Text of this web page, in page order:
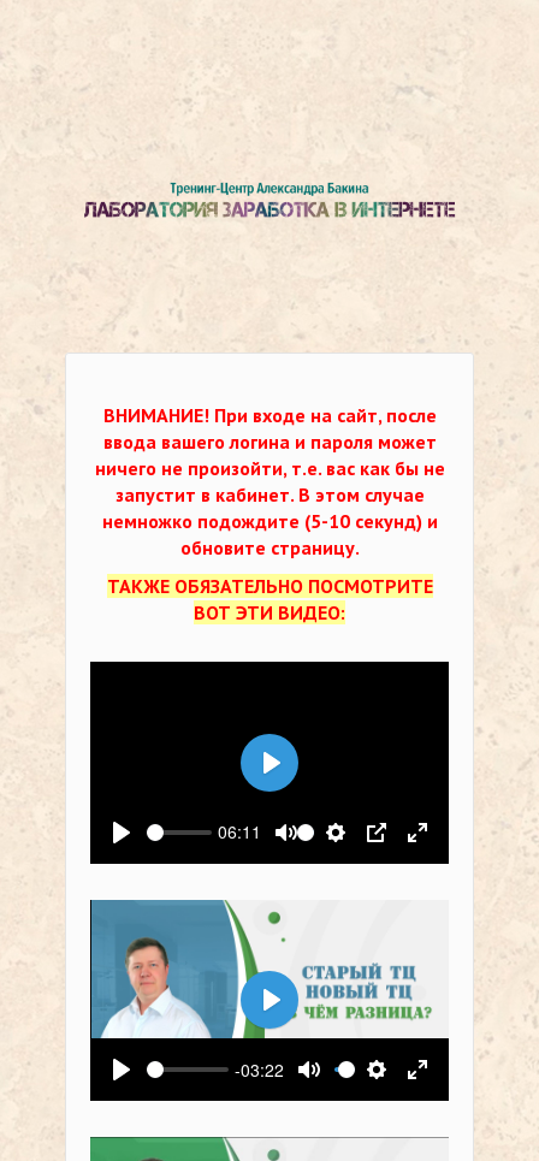
ВНИМАНИЕ! При входе на сайт, после
ввода вашего логина и пароля может
ничего не произойти, т.е. вас как бы не
запустит в кабинет. В этом случае
немножко подождите (5-10 секунд) и
обновите страницу.
ТАКЖЕ ОБЯЗАТЕЛЬНО ПОСМОТРИТЕ
ВОТ ЭТИ ВИДЕО:
Воспроизвести
06:11
Выключить звук
Настройки
PIP На весь
Воспроизвести
Воспроизвести
-03:22
Выключить звук
Настройки
На весь
Воспроизвести